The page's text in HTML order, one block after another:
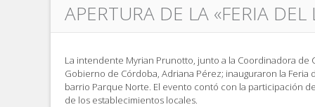
APERTURA DE LA «FERIA
La intendente Myrian Prunotto, junto a la Coordinadora de
Gobierno de Córdoba, Adriana Pérez; inauguraron la Feria
barrio Parque Norte. El evento contó con la participación
de los establecimientos locales.